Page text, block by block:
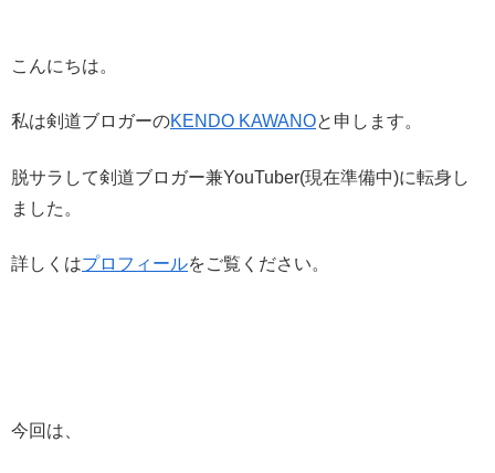
こんにちは。
私は剣道ブロガーのKENDO KAWANOと申します。
脱サラして剣道ブロガー兼YouTuber(現在準備中)に転身し
ました。
詳しくはプロフィールをご覧ください。
今回は、